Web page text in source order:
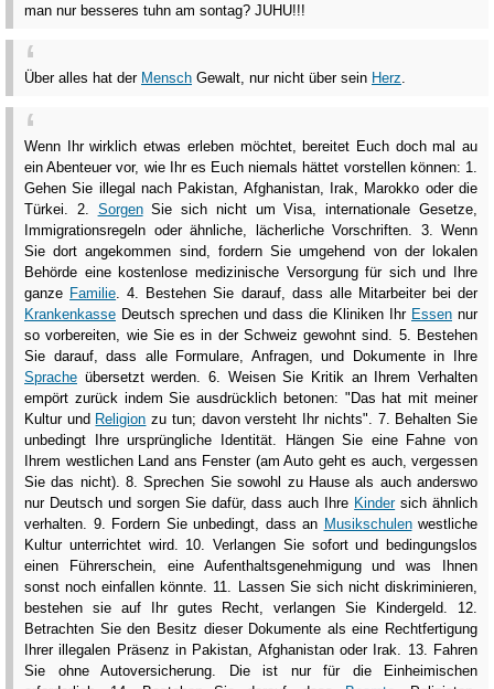
man nur besseres tuhn am sontag? JUHU!!!
Über alles hat der Mensch Gewalt, nur nicht über sein Herz.
Wenn Ihr wirklich etwas erleben möchtet, bereitet Euch doch mal au
ein Abenteuer vor, wie Ihr es Euch niemals hättet vorstellen können: 1.
Gehen Sie illegal nach Pakistan, Afghanistan, Irak, Marokko oder die
Türkei. 2. SorgenSie sich nicht um Visa, internationale Gesetze,
Immigrationsregeln oder ähnliche, lächerliche Vorschriften. 3. Wenn
Sie dort angekommen sind, fordern Sie umgehend von der lokalen
Behörde eine kostenlose medizinische Versorgung für sich und Ihre
ganze Familie . 4. Bestehen Sie darauf, dass alle Mitarbeiter bei der
Krankenkasse Deutsch sprechen und dass die Kliniken Ihr Essen nur
so vorbereiten, wie Sie es in der Schweiz gewohnt sind. 5. Bestehen
Sie darauf, dass alle Formulare, Anfragen, und Dokumente in Ihre
Sprache übersetzt werden. 6. Weisen Sie Kritik an Ihrem Verhalten
empört zurück indem Sie ausdrücklich betonen: "Das hat mit meiner
Kultur und Religion zu tun; davon versteht Ihr nichts". 7. Behalten Sie
unbedingt Ihre ursprüngliche Identität. Hängen Sie eine Fahne von
Ihrem westlichen Land ans Fenster (am Auto geht es auch, vergessen
Sie das nicht). 8. Sprechen Sie sowohl zu Hause als auch anderswo
nur Deutsch und sorgen Sie dafür, dass auch Ihre Kindersich ähnlich
verhalten. 9. Fordern Sie unbedingt, dass an Musikschulenwestliche
Kultur unterrichtet wird. 10. Verlangen Sie sofort und bedingungslos
einen Führerschein, eine Aufenthaltsgenehmigung und was Ihnen
sonst noch einfallen könnte. 11. Lassen Sie sich nicht diskriminieren,
bestehen sie auf Ihr gutes Recht, verlangen Sie Kindergeld. 12.
Betrachten Sie den Besitz dieser Dokumente als eine Rechtfertigung
Ihrer illegalen Präsenz in Pakistan, Afghanistan oder Irak. 13. Fahren
Sie ohne Autoversicherung. Die ist nur für die Einheimischen